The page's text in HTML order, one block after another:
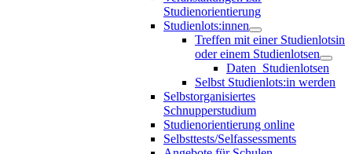
Studienorientierung
Studienlots:innen
Treffen mit einer Studienlotsin
oder einem Studienlotsen
Daten_Studienlotsen
Selbst Studienlots:in werden
Selbstorganisiertes
Schnupperstudium
Studienorientierung online
Selbsttests/Selfassessments